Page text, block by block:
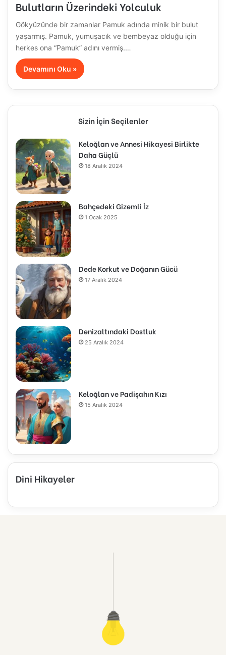
Bulutların Üzerindeki Yolculuk
Gökyüzünde bir zamanlar Pamuk adında minik bir bulut
yaşarmış. Pamuk, yumuşacık ve bembeyaz olduğu için
herkes ona “Pamuk” adını vermiş.…
Devamını Oku »
Sizin İçin Seçilenler
Keloğlan ve Annesi Hikayesi Birlikte
Daha Güçlü
18 Aralık 2024
Bahçedeki Gizemli İz
1 Ocak 2025
Dede Korkut ve Doğanın Gücü
17 Aralık 2024
Denizaltındaki Dostluk
25 Aralık 2024
Keloğlan ve Padişahın Kızı
15 Aralık 2024
Dini Hikayeler